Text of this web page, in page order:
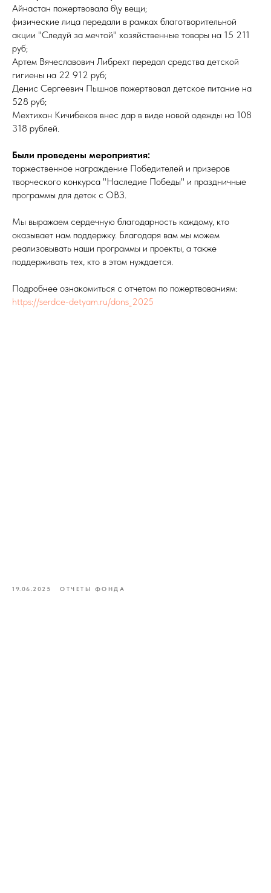
Айнастан пожертвовала б\у вещи;
физические лица передали в рамках благотворительной
акции "Следуй за мечтой" хозяйственные товары на 15 211
руб;
Артем Вячеславович Либрехт передал средства детской
гигиены на 22 912 руб;
Денис Сергеевич Пышнов пожертвовал детское питание на
528 руб;
Мехтихан Кичибеков внес дар в виде новой одежды на 108
318 рублей.
Были проведены мероприятия:
торжественное награждение Победителей и призеров
творческого конкурса "Наследие Победы" и праздничные
программы для деток с ОВЗ.
Мы выражаем сердечную благодарность каждому, кто
оказывает нам поддержку. Благодаря вам мы можем
реализовывать наши программы и проекты, а также
поддерживать тех, кто в этом нуждается.
Подробнее ознакомиться с отчетом по пожертвованиям:
https://serdce-detyam.ru/dons_2025
19.06.2025 ОТЧЕТЫ ФОНДА